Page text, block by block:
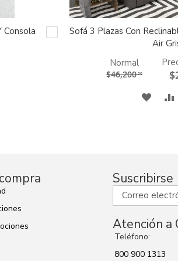
Consola
Sofá 3 Plazas Con
Air
Normal
$46,200.00
AGREGAR
Suscribirse
Atención a
Teléfono:
800 900 1313